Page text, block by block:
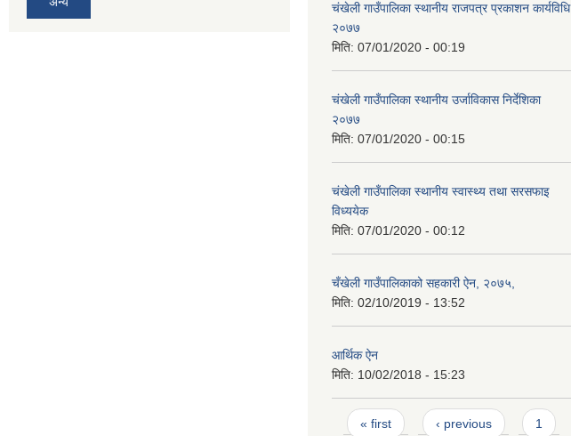
चंखेली गाउँपालिका स्थानीय राजपत्र प्रकाशन कार्यविधि
२०७७
मिति: 07/01/2020 - 00:19
चंखेली गाउँपालिका स्थानीय उर्जाविकास निर्देशिका
२०७७
मिति: 07/01/2020 - 00:15
चंखेली गाउँपालिका स्थानीय स्वास्थ्य तथा सरसफाइ
विध्ययेक
मिति: 07/01/2020 - 00:12
चँखेली गाउँपालिकाको सहकारी ऐन, २०७५,
मिति: 02/10/2019 - 13:52
आर्थिक ऐन
मिति: 10/02/2018 - 15:23
Pages
« first ‹ previous 1